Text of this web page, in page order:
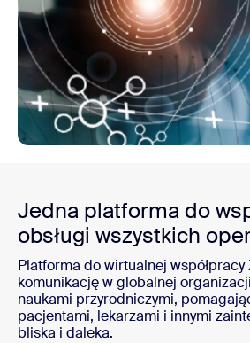
Jedna platforma do
obsługi wszystkich
Platforma do wirtualnej
komunikację w globalnej
naukami przyrodniczymi,
pacjentami, lekarzami i innymi
bliska i daleka.